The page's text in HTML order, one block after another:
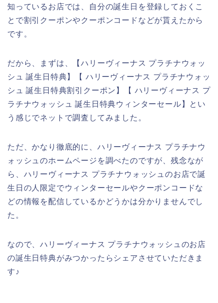
知っているお店では、自分の誕生日を登録しておくこ
とで割引クーポンやクーポンコードなどが貰えたから
です。
だから、まずは、【ハリーヴィーナス プラチナウォッ
シュ 誕生日特典】【 ハリーヴィーナス プラチナウォッ
シュ 誕生日特典割引クーポン】【 ハリーヴィーナス プ
ラチナウォッシュ 誕生日特典ウィンターセール】とい
う感じでネットで調査してみました。
ただ、かなり徹底的に、ハリーヴィーナス プラチナウ
ォッシュのホームページを調べたのですが、残念なが
ら、ハリーヴィーナス プラチナウォッシュのお店で誕
生日の人限定でウィンターセールやクーポンコードな
どの情報を配信しているかどうかは分かりませんでし
た。
なので、ハリーヴィーナス プラチナウォッシュのお店
の誕生日特典がみつかったらシェアさせていただきま
す♪